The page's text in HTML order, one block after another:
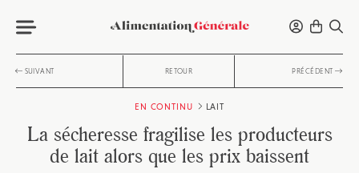
SUIVANT RETOUR PRÉCÉDENT
EN CONTINU LAIT
La sécheresse fragilise les producteurs
de lait alors que les prix baissent